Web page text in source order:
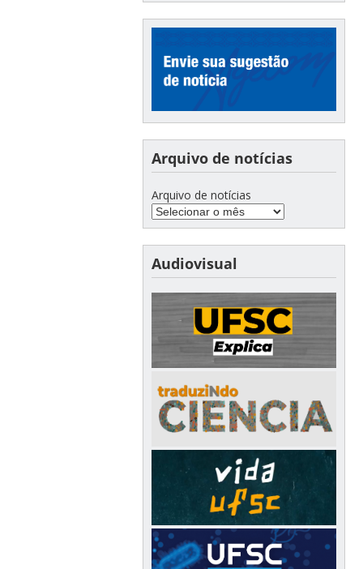
Arquivo de notícias
Arquivo de notícias
Audiovisual